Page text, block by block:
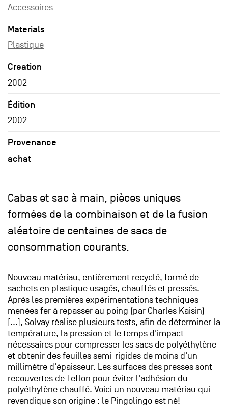
Accessoires
Materials
Plastique
Creation
2002
Édition
2002
Provenance
achat
Cabas et sac à main, pièces uniques
formées de la combinaison et de la fusion
aléatoire de centaines de sacs de
consommation courants.
Nouveau matériau, entièrement recyclé, formé de
sachets en plastique usagés, chauffés et pressés.
Après les premières expérimentations techniques
menées fer à repasser au poing (par Charles Kaisin)
[...], Solvay réalise plusieurs tests, afin de déterminer la
température, la pression et le temps d'impact
nécessaires pour compresser les sacs de polyéthylène
et obtenir des feuilles semi-rigides de moins d'un
millimètre d'épaisseur. Les surfaces des presses sont
recouvertes de Teflon pour éviter l'adhésion du
polyéthylène chauffé. Voici un nouveau matériau qui
revendique son origine : le Pingolingo est né!